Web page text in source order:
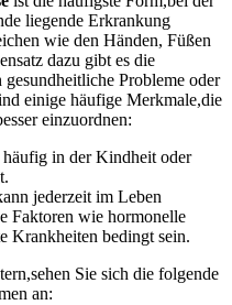
liegende Erkrankung
wie den Händen, Füßen
dazu ​gibt es die‍
gesundheitliche Probleme oder
einige häufige ​Merkmale,die
‌einzuordnen:
in ⁣der Kindheit oder⁤
jederzeit im ‌Leben
Faktoren wie hormonelle
Krankheiten bedingt sein.
Sie sich die folgende
an: